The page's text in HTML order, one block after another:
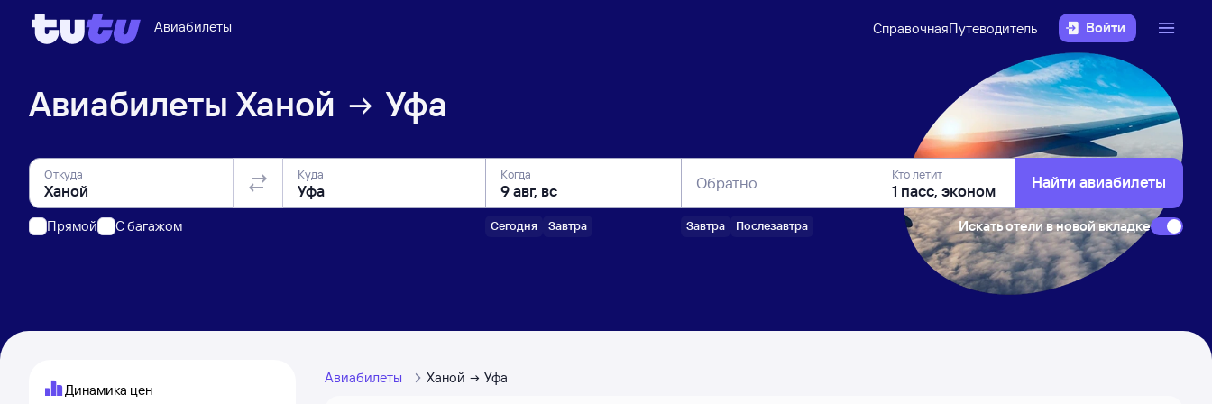
Авиабилеты СправочнаяПутеводитель Войти
Авиабилеты Ханой Уфа
Откуда
Прямой C багажом
Куда Когда
Сегодня Завтра
Обратно
Завтра Послезавтра
Кто летит Найти авиабилеты
Искать отели в новой вкладке
Динамика цен
Авиабилеты Ханой Уфа